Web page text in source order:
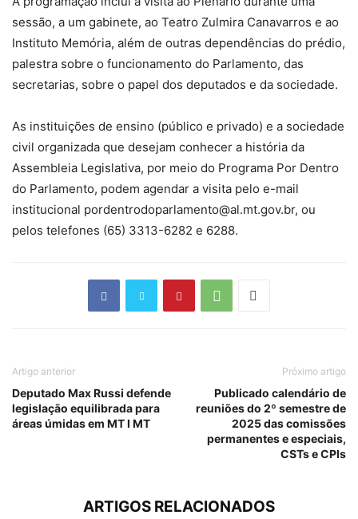
sessão, a um gabinete, ao Teatro Zulmira Canavarros e ao
Instituto Memória, além de outras dependências do prédio,
palestra sobre o funcionamento do Parlamento, das
secretarias, sobre o papel dos deputados e da sociedade.
As instituições de ensino (público e privado) e a sociedade
civil organizada que desejam conhecer a história da
Assembleia Legislativa, por meio do Programa Por Dentro
do Parlamento, podem agendar a visita pelo e-mail
institucional pordentrodoparlamento@al.mt.gov.br, ou
pelos telefones (65) 3313-6282 e 6288.
Artigo anterior
Deputado Max Russi defende
legislação equilibrada para
áreas úmidas em MT I MT
Próximo artigo
Publicado calendário de
reuniões do 2º semestre de
2025 das comissões
permanentes e especiais,
CSTs e CPIs
ARTIGOS RELACIONADOS